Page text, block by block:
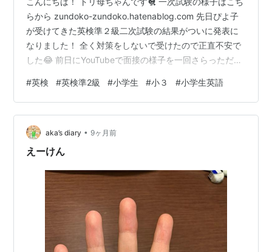
らから zundoko-zundoko.hatenablog.com 先日ぴよ子
が受けてきた英検準２級二次試験の結果がついに発表に
なりました！ 全く対策をしないで受けたので正直不安で
した😂 前日にYouTubeで面接の様子を一回さらっただ
と家から近い大学だったので 時間も早めに着けて、すん
なり中に入れました。 二次試験は先着順で時間が始まる
ので あっという間に出てきました！ 試験はどうやら何個
かのグループに分かれたうちの トップバッターだったよ
うで 本人の計画的には前の人の内容を廊下で聞…
#英検 #英検準2級 #小学生 #小３ #小学生英語
aka’s diary • 9ヶ月前
えーけん